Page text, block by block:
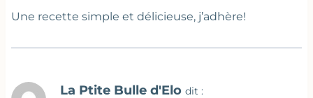
Une recette simple et délicieuse, j’adhère!
La Ptite Bulle d'Elo dit :